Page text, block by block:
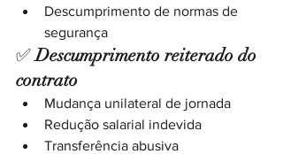
Descumprimento de normas de
segurança
✅ Descumprimento reiterado do
contrato
Mudança unilateral de jornada
Redução salarial indevida
Transferência abusiva